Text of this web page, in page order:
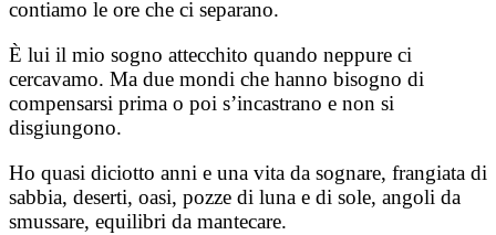
contiamo le ore che ci separano.
È lui il mio sogno attecchito quando neppure ci
cercavamo. Ma due mondi che hanno bisogno di
compensarsi prima o poi s’incastrano e non si
disgiungono.
Ho quasi diciotto anni e una vita da sognare, frangiata di
sabbia, deserti, oasi, pozze di luna e di sole, angoli da
smussare, equilibri da mantecare.